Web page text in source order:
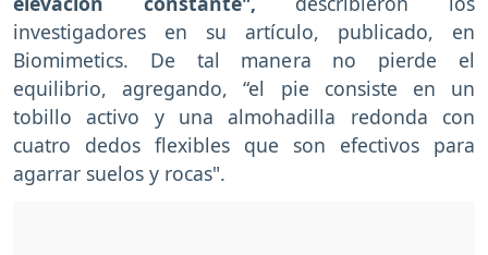
investigadores en su artículo, publicado, en
Biomimetics. De tal manera no pierde el
equilibrio, agregando, “el pie consiste en un
tobillo activo y una almohadilla redonda con
cuatro dedos flexibles que son efectivos para
agarrar suelos y rocas".